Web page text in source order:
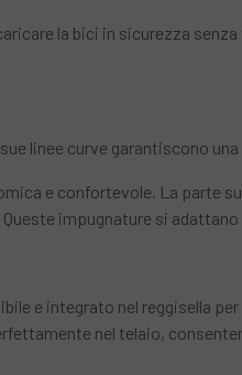
la bici in sicurezza
linee curve garantiscono
e confortevole. La parte
impugnature si
e integrato nel reggisella
nel telaio,